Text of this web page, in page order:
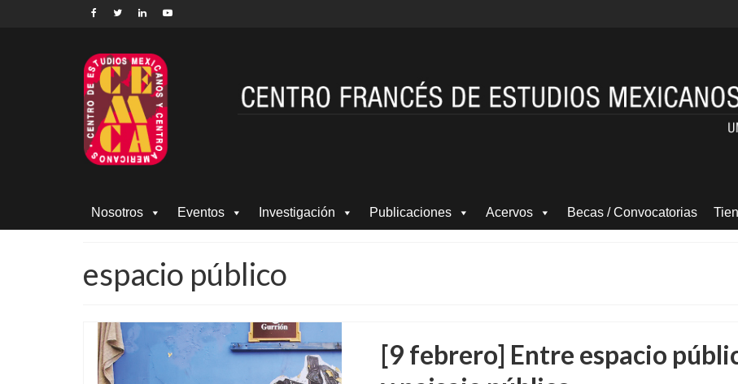
Nosotros Eventos Investigación Publicaciones Acervos Becas / Convocatorias
espacio público
[9 febrero] Entre espacio